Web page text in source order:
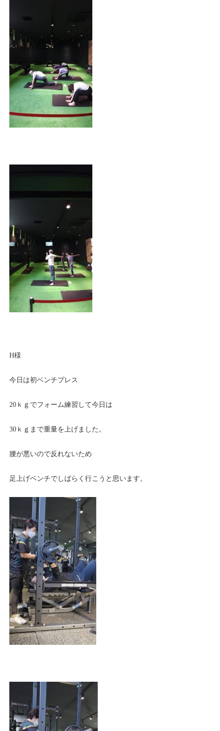
H様
今日は初ベンチプレス
20ｋｇでフォーム練習して今日は
30ｋｇまで重量を上げました。
腰が悪いので反れないため
足上げベンチでしばらく行こうと思います。